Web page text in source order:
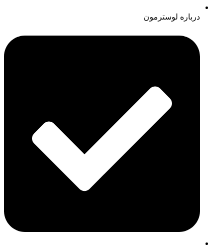
درباره لوسترمون